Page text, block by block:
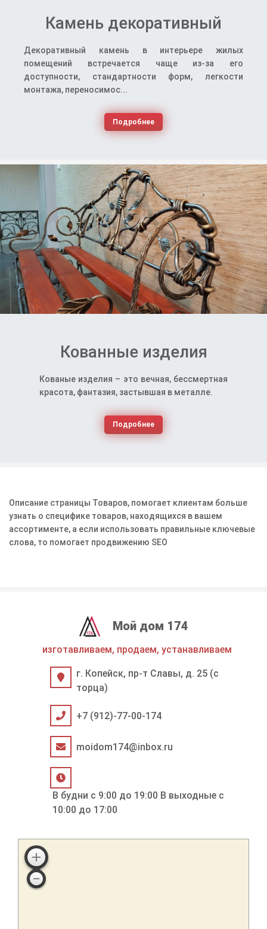
Камень декоративный
Декоративный камень в интерьере жилых
помещений встречается чаще из-за его
доступности, стандартности форм, легкости
монтажа, переносимос...
Подробнее
Кованные изделия
Кованые изделия – это вечная, бессмертная
красота, фантазия, застывшая в металле.
Подробнее
Описание страницы Товаров, помогает клиентам больше
узнать о специфике товаров, находящихся в вашем
ассортименте, а если использовать правильные ключевые
слова, то помогает продвижению SEO
Мой дом 174
изготавливаем, продаем, устанавливаем
г. Копейск, пр-т Славы, д. 25 (с
торца)
+7 (912)-77-00-174
moidom174@inbox.ru
В будни с 9:00 до 19:00 В выходные с
10:00 до 17:00